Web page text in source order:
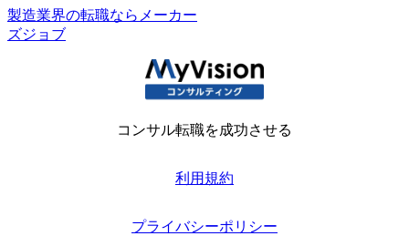
製造業界の転職ならメーカー
ズジョブ
コンサル転職を成功させる
利用規約
プライバシーポリシー